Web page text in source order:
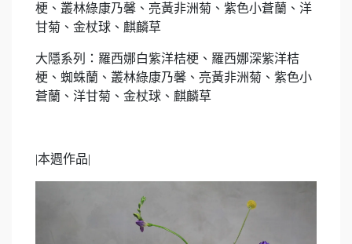
梗、叢林綠康乃馨、亮黃非洲菊、紫色小蒼蘭、洋
甘菊、金杖球、麒麟草
大隱系列：羅西娜白紫洋桔梗、羅西娜深紫洋桔
梗、蜘蛛蘭、叢林綠康乃馨、 亮黃非洲菊、紫色小
蒼蘭、洋甘菊、金杖球、麒麟草
|本週作品|